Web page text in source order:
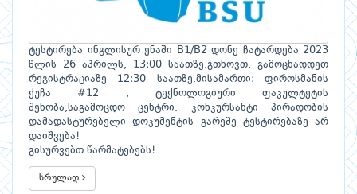
ტესტირება ინგლისურ ენაში B1/B2 დონე ჩატარდება 2023
წლის 26 აპრილს, 13:00 საათზე.გთხოვთ, გამოცხადდეთ
რეგისტრაციაზე 12:30 საათზე.მისამართი: ფიროსმანის
ქუჩა #12 , ტექნოლოგიური ფაკულტეტის
შენობა,საგამოცდო ცენტრი. კონკურსანტი პირადობის
დამადასტურებელი დოკუმენტის გარეშე ტესტირებაზე არ
დაიშვება!
გისურვებთ წარმატებებს!
სრულად